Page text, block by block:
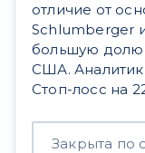
отличие от
Schlumberger
большую долю
США.
Стоп-лосс на
Закрыта по